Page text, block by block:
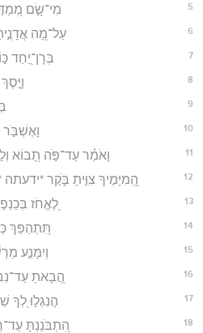
5 מִי־שָׂ֣ם
6 עַל־מָ֭ה
7 בְּרָן־יַ֭חַד
8
9
10 וָאֶשְׁבֹּ֣ר
11 וָאֹמַ֗ר עַד־פֹּ֣ה תָ֭בוֹא
12 הְֽ֭מִיָּמֶיךָ צִוִּ֣יתָ בֹּ֑קֶר
13 לֶ֭אֱחֹז
14 תִּ֭תְהַפֵּךְ
15 וְיִמָּנַ֣ע
16 הֲ֭בָאתָ
17 הֲנִגְל֣וּ לְ֭ךָ
18 הִ֭תְבֹּנַנְתָּ